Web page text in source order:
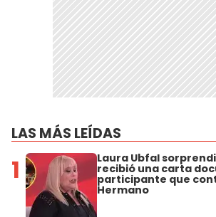
LAS MÁS LEÍDAS
1 Laura Ubfal
recibió una carta
participante que
Hermano